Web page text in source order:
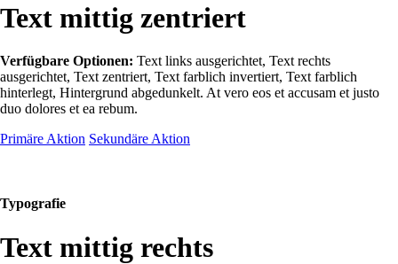
Text mittig zentriert
Verfügbare Optionen: Text links ausgerichtet, Text rechts
ausgerichtet, Text zentriert, Text farblich invertiert, Text farblich
hinterlegt, Hintergrund abgedunkelt. At vero eos et accusam et justo
duo dolores et ea rebum.
Primäre Aktion Sekundäre Aktion
Typografie
Text mittig rechts